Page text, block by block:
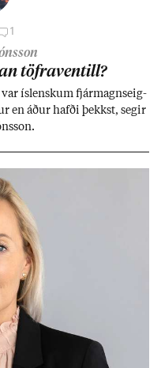
1
töfra­ventill?
ís­lensk­um fjár­magns­eig­
en áð­ur hafði þekkst, seg­ir